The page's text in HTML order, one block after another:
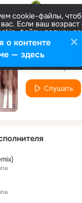
cookie-файлы,
Если ваш возраст
файлы должен
Больше
Настроить
Наталка Карпа
Слушать
о контенте
— здесь